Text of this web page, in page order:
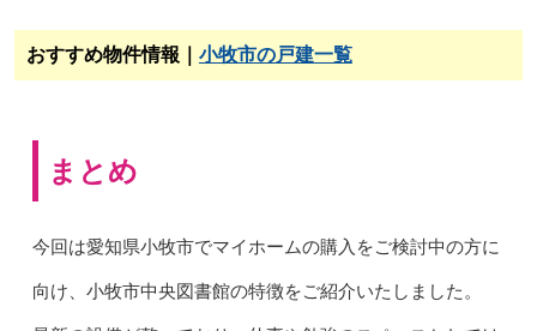
おすすめ物件情報｜ 小牧市の戸建一覧
まとめ
今回は愛知県小牧市でマイホームの購入をご検討中の方に
向け、小牧市中央図書館の特徴をご紹介いたしました。